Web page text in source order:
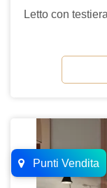
Letto con
Punti Vendita